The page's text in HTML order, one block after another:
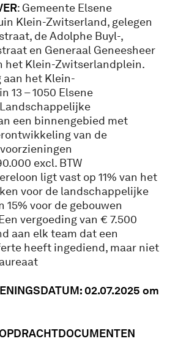
: Gemeente Elsene
Klein-Zwitserland, gelegen
de Adolphe Buyl-,
en Generaal Geneesheer
het Klein-Zwitserlandplein.
aan het Klein-
13 – 1050 Elsene
Landschappelijke
een binnengebied met
van de
excl. BTW
ligt vast op 11% van het
voor de landschappelijke
voor de gebouwen
vergoeding van € 7.500
aan elk team dat een
heeft ingediend, maar niet
02.07.2025 om